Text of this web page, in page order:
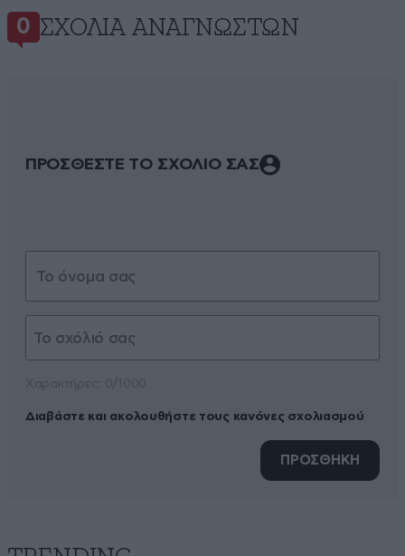
0 ΣΧΌΛΙΑ ΑΝΑΓΝΩΣΤΏΝ
ΠΡΟΣΘΕΣΤΕ ΤΟ ΣΧΟΛΙΟ ΣΑΣ
Διαβάστε και ακολουθήστε τους κανόνες σχολιασμού
ΠΡΟΣΘΗΚΗ